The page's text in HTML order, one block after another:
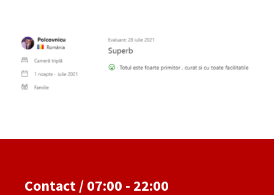
Contact / 07:00 - 22:00